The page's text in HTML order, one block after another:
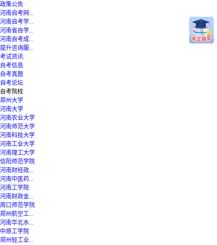
政策公告
河南自考网...
河南自考学...
河南省自学...
河南自考成...
提升咨询服...
考试资讯
自考信息
自考真题
自考论坛
自考院校
郑州大学
河南大学
河南农业大学
河南师范大学
河南科技大学
河南工业大学
河南理工大学
信阳师范学院
河南财经政...
河南中医药...
河南工学院
河南财政金...
周口师范学院
郑州航空工...
河南华北水...
中原工学院
郑州轻工业...